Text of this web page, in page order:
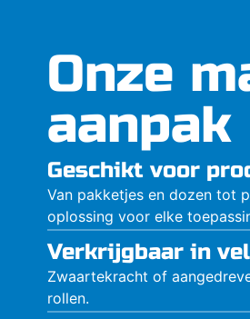
Onze
aanpak
Geschikt voor
Van pakketjes en dozen tot
oplossing voor elke
Verkrijgbaar in
Zwaartekracht of
rollen.